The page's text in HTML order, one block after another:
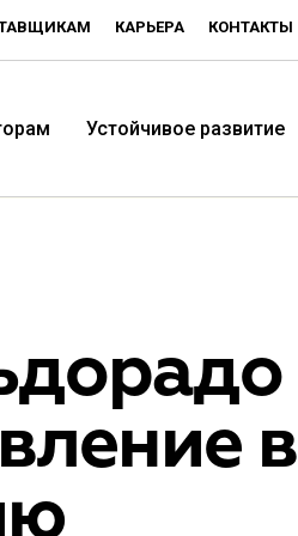
КАРЬЕРА КОНТАКТЫ
низких цен -
Устойчивое развитие
в